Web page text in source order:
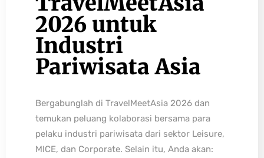
2026 untuk
Industri
Pariwisata Asia
Bergabunglah di TravelMeetAsia 2026 dan
temukan peluang kolaborasi bersama para
pelaku industri pariwisata dari sektor Leisure,
MICE, dan Corporate. Selain itu, Anda akan: